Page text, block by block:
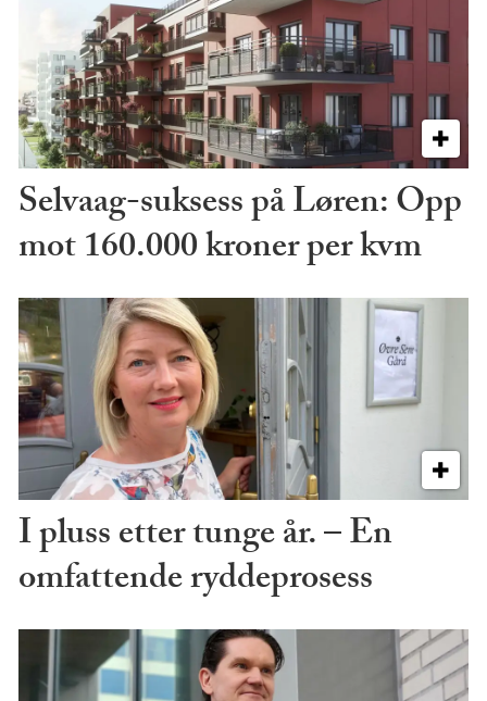
Selvaag-suksess på Løren: Opp
mot 160.000 kroner per kvm
I pluss etter tunge år. – En
omfattende ryddeprosess